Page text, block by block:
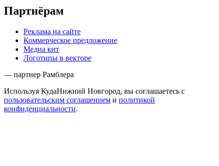
Партнёрам
Реклама на сайте
Коммерческое предложение
Медиа кит
Логотипы в векторе
— партнер Рамблера
Используя КудаНижний Новгород, вы соглашаетесь с
пользовательским соглашением и политикой
конфиденциальности.